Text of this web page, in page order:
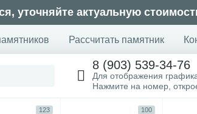
уточняйте актуальную
Рассчитать памятник
8 (903) 539-34-76
Для отображения
Нажмите на номер,
123 100